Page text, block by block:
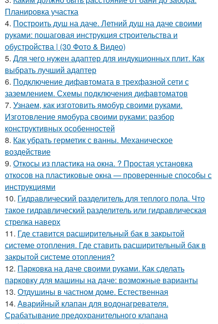
Планировка участка
4. Построить душ на даче. Летний душ на даче своими
руками: пошаговая инструкция строительства и
обустройства | (30 Фото & Видео)
5. Для чего нужен адаптер для индукционных плит. Как
выбрать лучший адаптер
6. Подключение дифавтомата в трехфазной сети с
заземлением. Схемы подключения дифавтоматов
7. Узнаем, как изготовить ямобур своими руками.
Изготовление ямобура своими руками: разбор
конструктивных особенностей
8. Как убрать герметик с ванны. Механическое
воздействие
9. Откосы из пластика на окна. ? Простая установка
откосов на пластиковые окна — проверенные способы с
инструкциями
10. Гидравлический разделитель для теплого пола. Что
такое гидравлический разделитель или гидравлическая
стрелка наверх
11. Где ставится расширительный бак в закрытой
системе отопления. Где ставить расширительный бак в
закрытой системе отопления?
12. Парковка на даче своими руками. Как сделать
парковку для машины на даче: возможные варианты
13. Отдушины в частном доме. Естественная
14. Аварийный клапан для водонагревателя.
Срабатывание предохранительного клапана